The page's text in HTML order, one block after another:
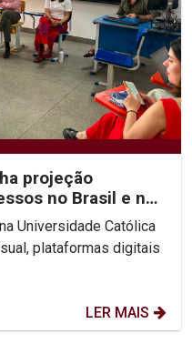
projeção
no Brasil e no
Universidade Católica
plataformas digitais
LER MAIS